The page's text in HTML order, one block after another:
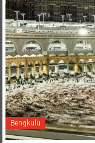
Bengkulu